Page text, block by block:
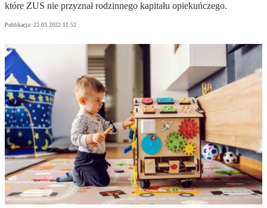
które ZUS nie przyznał rodzinnego kapitału opiekuńczego.
Publikacja: 22.03.2022 11:52